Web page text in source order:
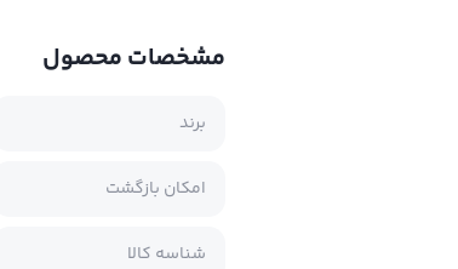
مشخصات محصول
برند
امکان بازگشت
شناسه کالا